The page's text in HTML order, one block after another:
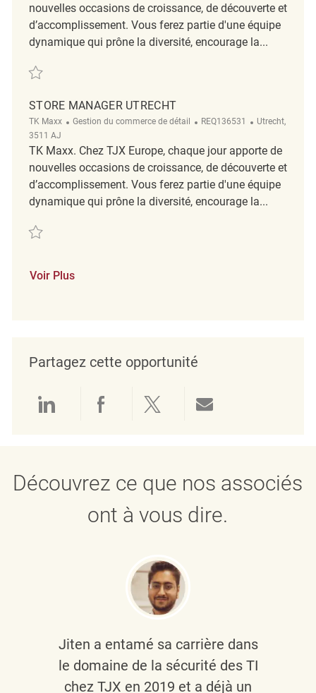
nouvelles occasions de croissance, de découverte et
d’accomplissement. Vous ferez partie d'une équipe
dynamique qui prône la diversité, encourage la...
Sauvegarder Assistant Store Manager NIjmegen REQ81363
STORE MANAGER UTRECHT
TK Maxx Catégorie
Gestion du commerce de détail ReqId
REQ136531 Emplacement
Utrecht,
3511 AJ
TK Maxx. Chez TJX Europe, chaque jour apporte de
nouvelles occasions de croissance, de découverte et
d’accomplissement. Vous ferez partie d'une équipe
dynamique qui prône la diversité, encourage la...
Sauvegarder Store Manager Utrecht REQ136531
Voir Plus
Partagez cette opportunité
Partager via LinkedIn
Partager via Facebook
Partager via twitter
Découvrez ce que nos associés
ont à vous dire.
Jiten a entamé sa carrière dans
le domaine de la sécurité des TI
chez TJX en 2019 et a déjà un